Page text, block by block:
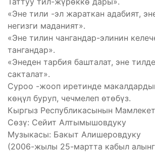
«Эне тили -эл жараткан адабият,
негизги маданият».
«Эне тилин чангандар-элинин
тангандар».
«Энеден тарбия башталат, эне
сакталат».
Суроо -жооп иретинде
көңүл буруп, чечмелеп өтөбүз.
Кыргыз Республикасынын
Сөзү: Сейит Алтымышовдуку
Музыкасы: Бакыт Алишеровдуку
(2006-жылы 25-мартта кабыл